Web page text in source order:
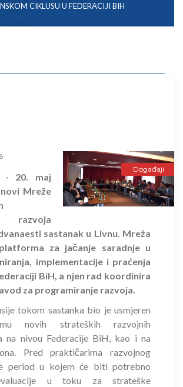
CIKLUSU U FEDERACIJI BIH
Događaji
- 20. maj
Mreže
razvoja
sastanak u Livnu. Mreža
za jačanje saradnje u
implementacije i praćenja
BiH, a njen rad koordinira
za programiranje razvoja.
tokom sastanka bio je usmjeren
novih strateških razvojnih
na nivou Federacije BiH, kao i na
Pred praktičarima razvojnog
period u kojem će biti potrebno
u toku za strateške